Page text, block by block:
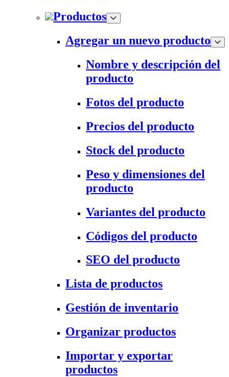
Productos
Agregar un nuevo producto
Nombre y descripción del
producto
Fotos del producto
Precios del producto
Stock del producto
Peso y dimensiones del
producto
Variantes del producto
Códigos del producto
SEO del producto
Lista de productos
Gestión de inventario
Organizar productos
Importar y exportar
productos